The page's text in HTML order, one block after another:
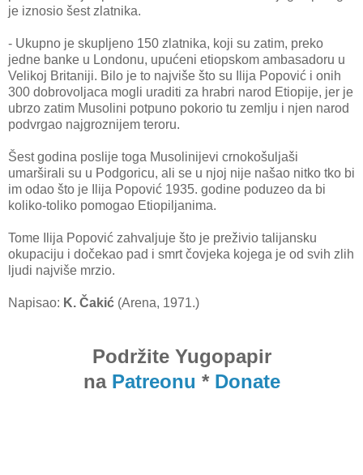
je iznosio šest zlatnika.
- Ukupno je skupljeno 150 zlatnika, koji su zatim, preko
jedne banke u Londonu, upućeni etiopskom ambasadoru u
Velikoj Britaniji. Bilo je to najviše što su Ilija Popović i onih
300 dobrovoljaca mogli uraditi za hrabri narod Etiopije, jer je
ubrzo zatim Musolini potpuno pokorio tu zemlju i njen narod
podvrgao najgroznijem teroru.
Šest godina poslije toga Musolinijevi crnokošuljaši
umarširali su u Podgoricu, ali se u njoj nije našao nitko tko bi
im odao što je Ilija Popović 1935. godine poduzeo da bi
koliko-toliko pomogao Etiopiljanima.
Tome Ilija Popović zahvaljuje što je preživio talijansku
okupaciju i dočekao pad i smrt čovjeka kojega je od svih zlih
ljudi najviše mrzio.
Napisao: K. Čakić (Arena, 1971.)
Podržite Yugopapir
na Patreonu * Donate